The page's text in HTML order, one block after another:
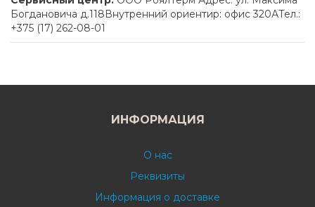
Богдановича д.118Внутренний ориентир: офис 320АТел.:
+375 (17) 262-08-01
ИНФОРМАЦИЯ
О нас
Реквизиты
Информация о доставке